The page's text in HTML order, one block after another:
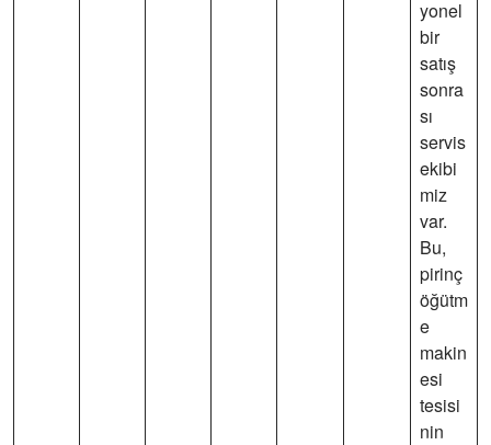
yonel
bir
satış
sonra
sı
servis
ekibi
miz
var.
Bu,
pirinç
öğütm
e
makin
esi
tesisi
nin